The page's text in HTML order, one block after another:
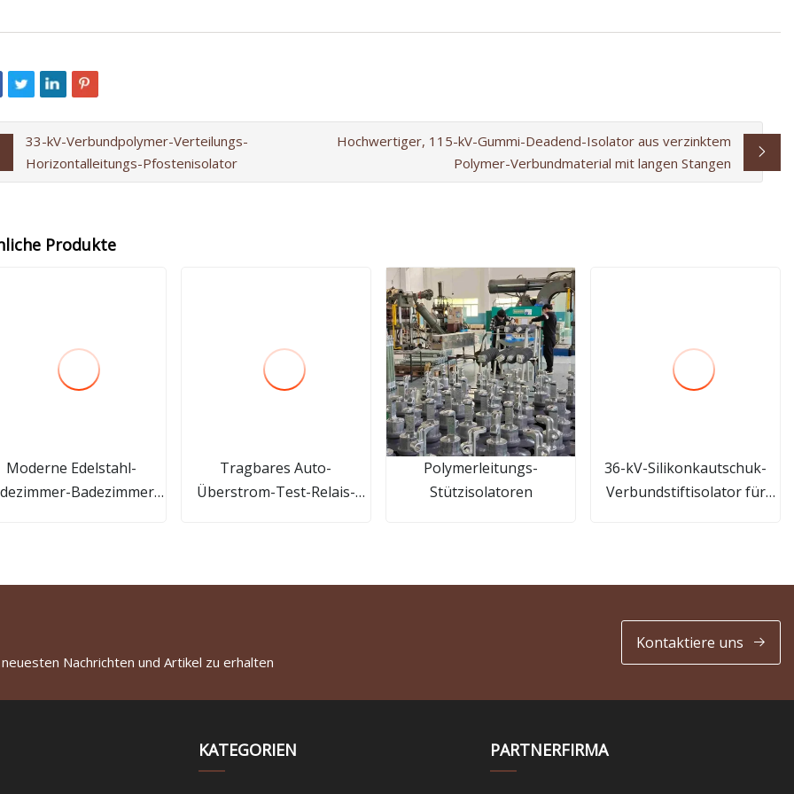
33-kV-Verbundpolymer-Verteilungs-
Horizontalleitungs-Pfostenisolator
Hochwertiger, 115-kV-Gummi-Deadend-Isolator aus verzinktem
Polymer-Verbundmaterial mit langen Stangen
Produkte
Moderne Edelstahl-
Badezimmer-
Tragbares Auto-
Überstrom-Test-Relais-
Polymerleitungs-
Stützisolatoren
36-kV-Silikonkautschuk-
Verbundstiftisolator für
Nachrichten und Artikel zu erhalten
Kontaktiere uns
KATEGORIEN PARTNERFIRMA